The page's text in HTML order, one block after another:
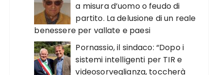
a misura d’uomo o feudo di
partito. La delusione di un reale
benessere per vallate e paesi
Pornassio, il sindaco: “Dopo i
sistemi intelligenti per TIR e
videosorveglianza, toccherà